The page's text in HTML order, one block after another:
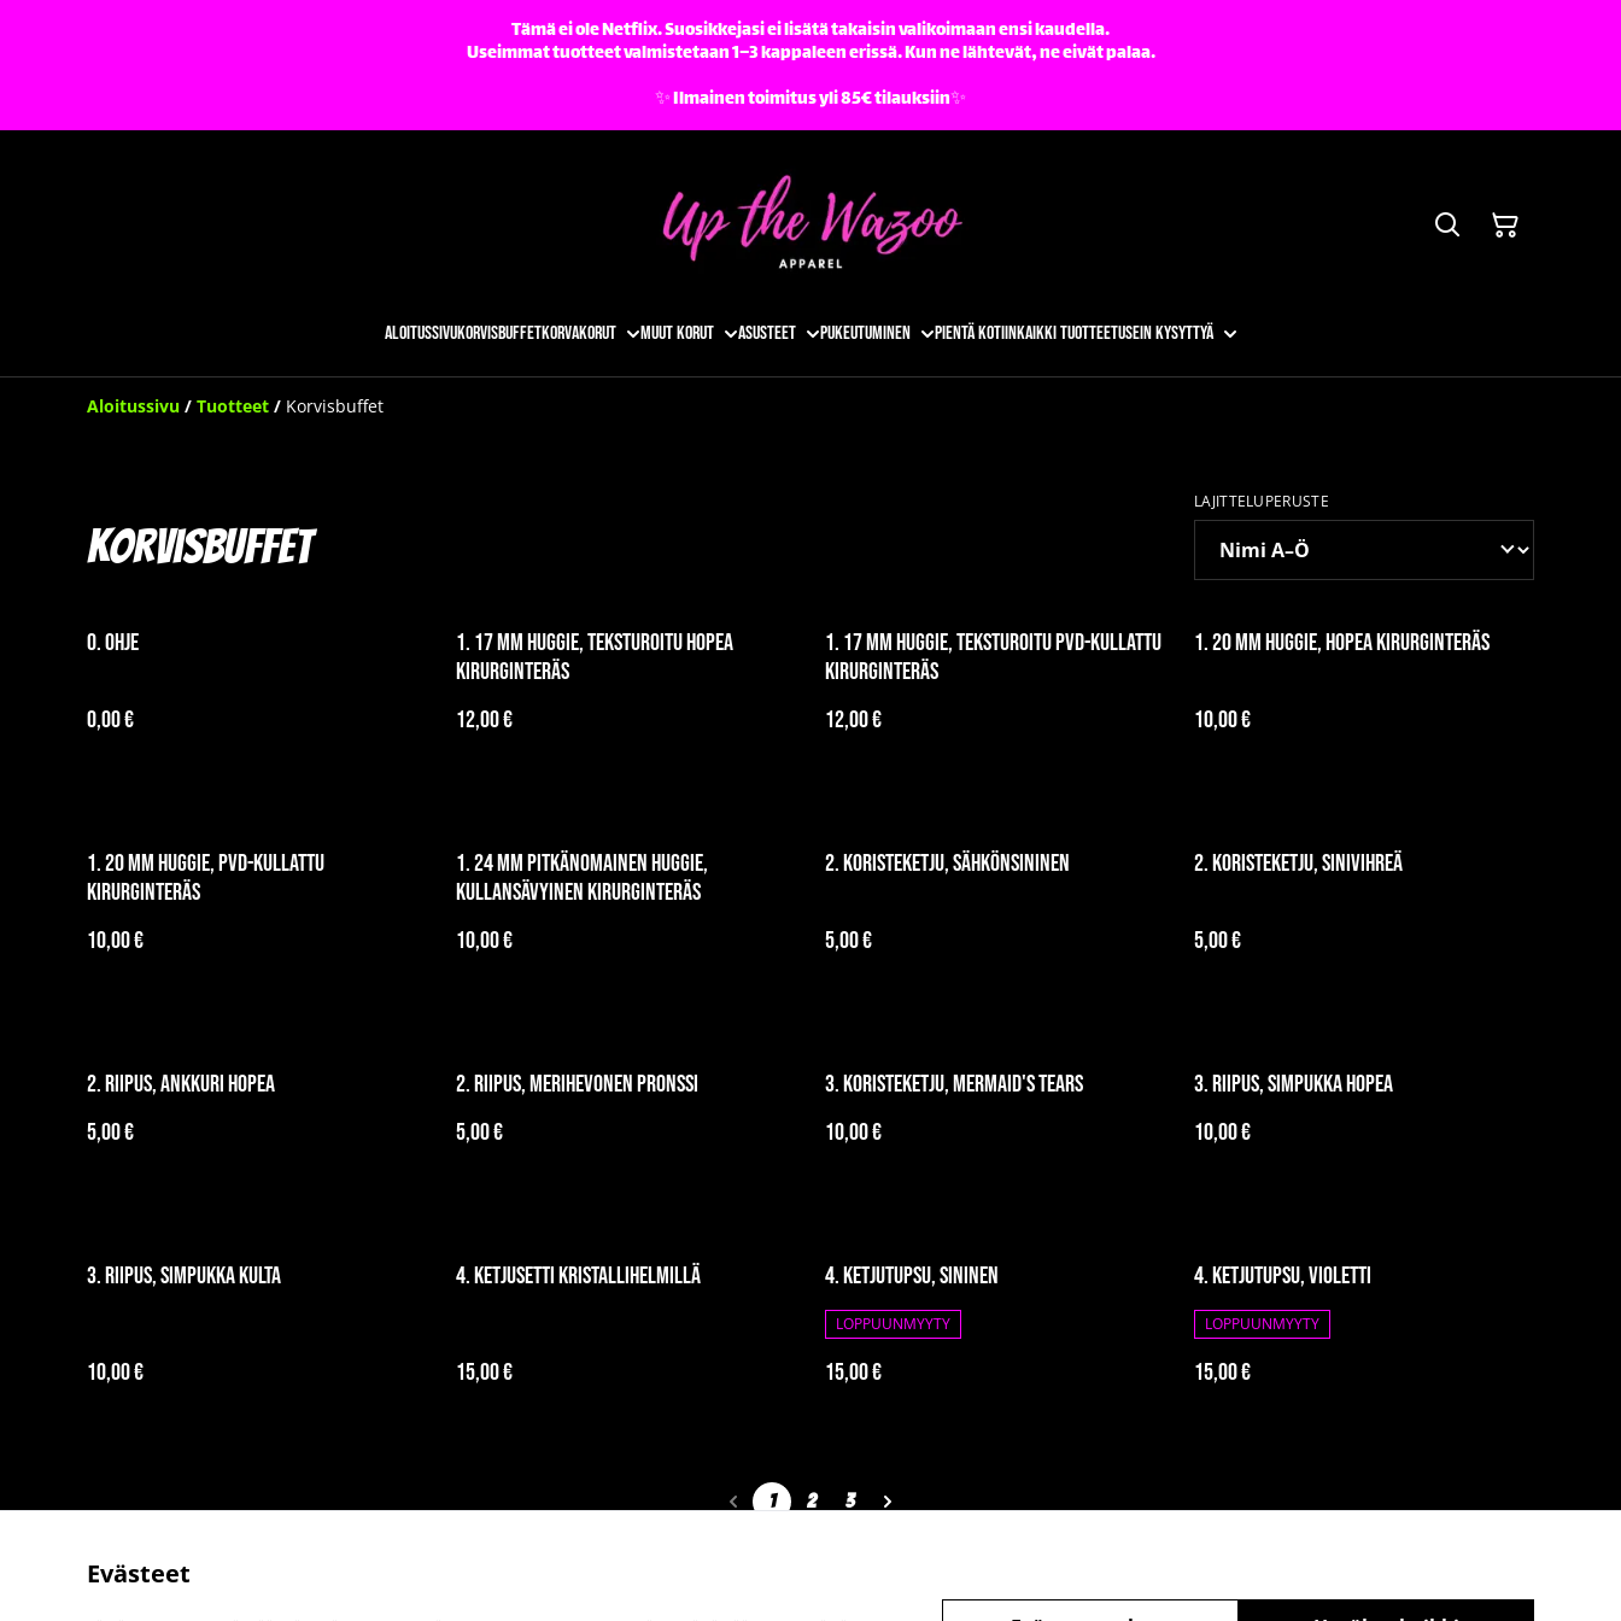
Tämä ei ole Netflix. Suosikkejasi ei lisätä takaisin valikoimaan ensi kaudella.
Useimmat tuotteet valmistetaan 1–3 kappaleen erissä. Kun ne lähtevät, ne eivät palaa.
✨️ Ilmainen toimitus yli 85€ tilauksiin✨️
AloitussivuKorvisbuffetKorvakorut Muut korut Asusteet Pukeutuminen Pientä kotiinKaikki tuotteetUsein kysyttyä
Aloitussivu / Tuotteet / Korvisbuffet
Korvisbuffet
LAJITTELUPERUSTE
0. OHJE
0,00 €
1. 17 mm huggie, teksturoitu hopea
kirurginteräs
12,00 €
1. 17 mm huggie, teksturoitu PVD-kullattu
kirurginteräs
12,00 €
1. 20 mm huggie, hopea kirurginteräs
10,00 €
1. 20 mm huggie, PVD-kullattu
kirurginteräs
10,00 €
1. 24 mm pitkänomainen huggie,
kullansävyinen kirurginteräs
10,00 €
2. Koristeketju, sähkönsininen
5,00 €
2. Koristeketju, sinivihreä
5,00 €
2. Riipus, ankkuri hopea
5,00 €
2. Riipus, merihevonen pronssi
5,00 €
3. Koristeketju, mermaid's tears
10,00 €
3. Riipus, simpukka hopea
10,00 €
3. Riipus, simpukka kulta
10,00 €
4. Ketjusetti kristallihelmillä
15,00 €
4. Ketjutupsu, sininen
LOPPUUNMYYTY
15,00 €
4. Ketjutupsu, violetti
LOPPUUNMYYTY
15,00 €
1 2 3
Evästeet